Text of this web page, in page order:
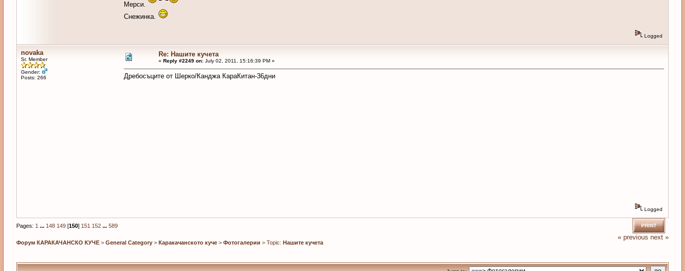
Мерси.
Снежинка.
Logged
novaka
Sr. Member
Gender:
Posts: 266
Re: Нашите кучета
« Reply #2249 on:July 02, 2011, 15:16:39 PM »
Дребосъците от Шерко/Канджа КараКитан-36дни
Logged
Pages: 1 ... 148 149[150] 151 152 ... 589 PRINT
Форум КАРАКАЧАНСКО КУЧЕ> General Category> Каракачанското куче> Фотогалерии > Topic: Нашите кучета
« previous next »